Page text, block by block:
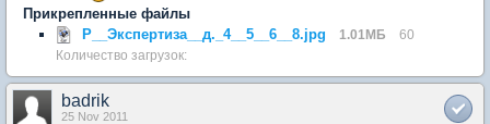
Прикрепленные файлы
Р__Экспертиза__д._4__5__6__8.jpg
1.01МБ
60
Количество загрузок:
badrik
25 Nov 2011